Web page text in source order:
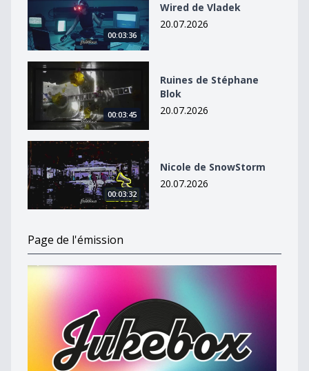
00:03:36
Wired de Vladek
20.07.2026
Ruines de Stéphane Blok
00:03:45
Ruines de Stéphane
Blok
20.07.2026
Nicole de SnowStorm
00:03:32
Nicole de SnowStorm
20.07.2026
Page de l'émission